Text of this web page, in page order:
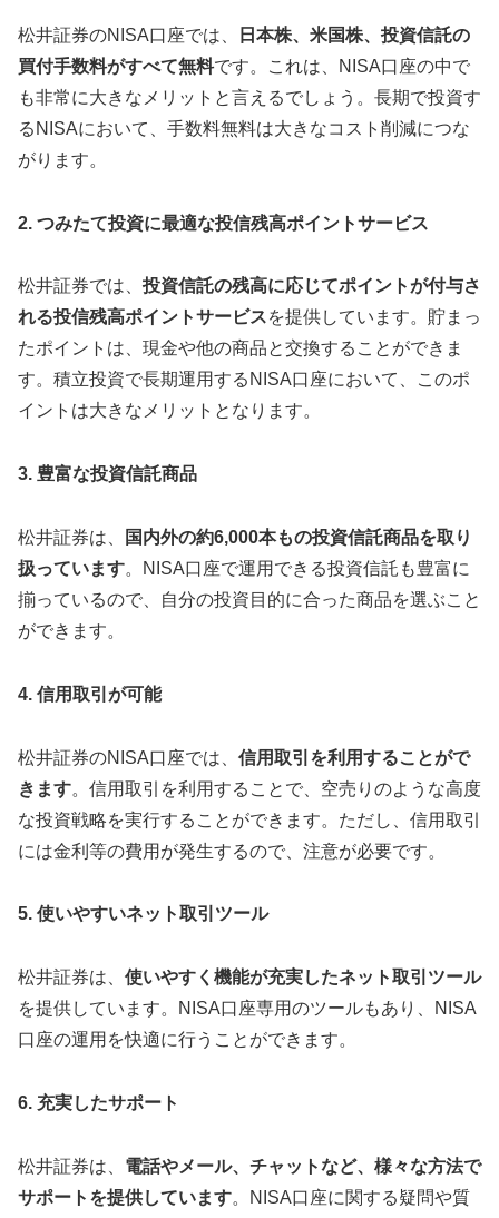
松井証券のNISA口座では、
日本株、米国株、投資信託の
買付手数料がすべて無料です。これは、NISA口座の中で
も非常に大きなメリットと言えるでしょう。長期で投資す
るNISAにおいて、手数料無料は大きなコスト削減につな
がります。
2. つみたて投資に最適な投信残高ポイントサービス
松井証券では、 投資信託の残高に応じてポイントが付与さ
れる投信残高ポイントサービスを提供しています。貯まっ
たポイントは、現金や他の商品と交換することができま
す。積立投資で長期運用するNISA口座において、このポ
イントは大きなメリットとなります。
3. 豊富な投資信託商品
松井証券は、
国内外の約6,000本もの投資信託商品を取り
扱っています。NISA口座で運用できる投資信託も豊富に
揃っているので、自分の投資目的に合った商品を選ぶこと
ができます。
4. 信用取引が可能
松井証券のNISA口座では、 信用取引を利用することがで
きます。信用取引を利用することで、空売りのような高度
な投資戦略を実行することができます。ただし、信用取引
には金利等の費用が発生するので、注意が必要です。
5. 使いやすいネット取引ツール
松井証券は、 使いやすく機能が充実したネット取引ツール
を提供しています。NISA口座専用のツールもあり、NISA
口座の運用を快適に行うことができます。
6. 充実したサポート
松井証券は、 電話やメール、チャットなど、様々な方法で
サポートを提供しています。NISA口座に関する疑問や質